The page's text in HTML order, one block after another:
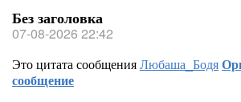
Без заголовка
07-08-2026 22:42
Это цитата сообщенияЛюбаша_Бодя
сообщение